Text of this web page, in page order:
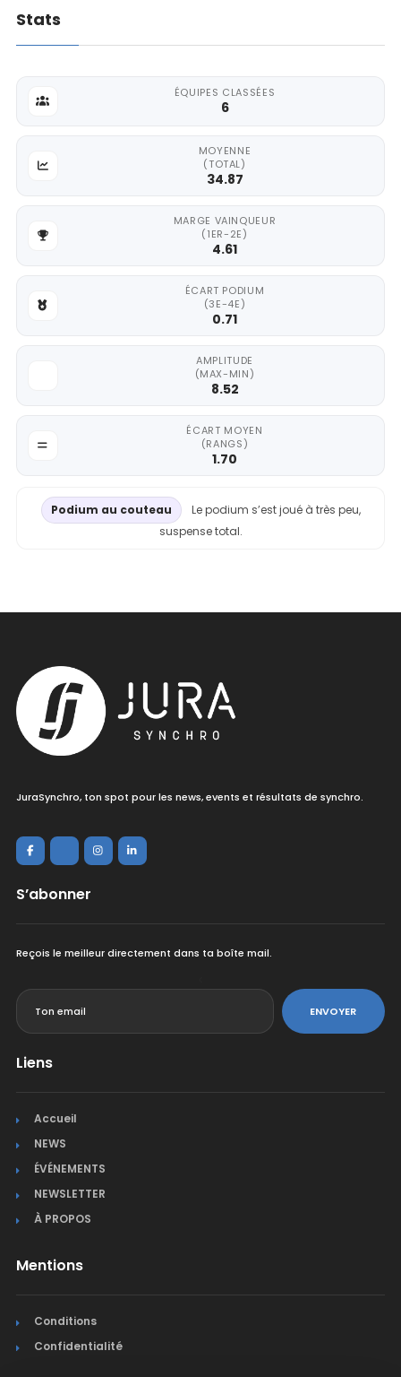
Stats
ÉQUIPES CLASSÉES
6
MOYENNE
(TOTAL)
34.87
MARGE VAINQUEUR
(1ER-2E)
4.61
ÉCART PODIUM
(3E-4E)
0.71
AMPLITUDE
(MAX-MIN)
8.52
ÉCART MOYEN
(RANGS)
1.70
Podium au couteau
Le podium s’est joué à très peu,
suspense total.
JuraSynchro, ton spot pour les news, events et résultats de synchro.
S’abonner
Reçois le meilleur directement dans ta boîte mail.
ENVOYER
Liens
Accueil
NEWS
ÉVÉNEMENTS
NEWSLETTER
À PROPOS
Mentions
Conditions
Confidentialité